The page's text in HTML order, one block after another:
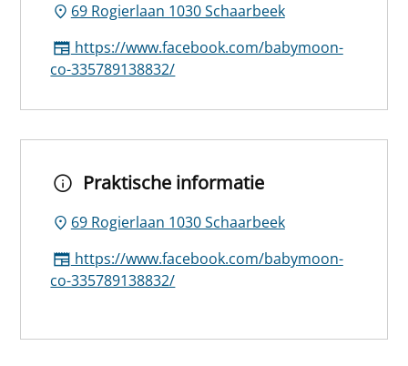
69 Rogierlaan 1030 Schaarbeek
https://www.facebook.com/babymoon-
co-335789138832/
Praktische informatie
69 Rogierlaan 1030 Schaarbeek
https://www.facebook.com/babymoon-
co-335789138832/